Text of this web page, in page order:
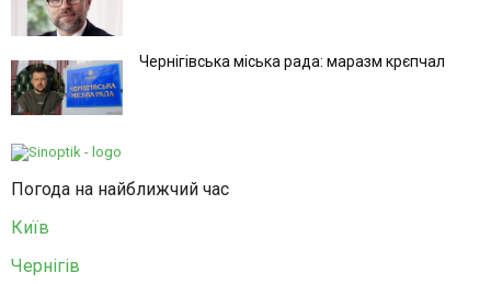
Чернігівська міська рада: маразм крєпчал
Погода на найближчий час
Київ
Чернігів